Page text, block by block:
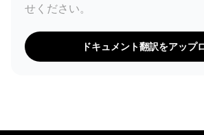
せください。
ドキュメント翻訳をアップ